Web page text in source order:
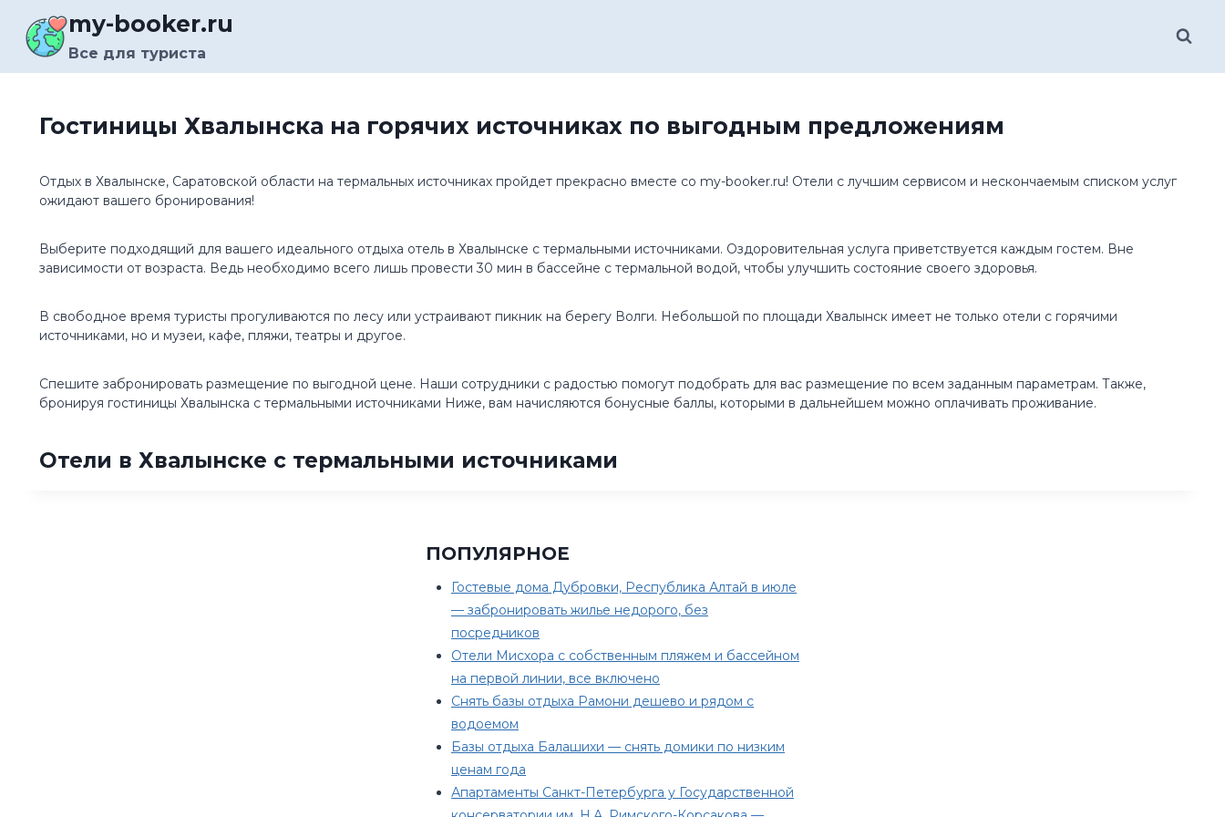
содержимому
my-booker.ru
Все для туриста
Гостиницы Хвалынска на горячих источниках по выгодным предложениям
Отдых в Хвалынске, Саратовской области на термальных источниках пройдет прекрасно вместе со my-booker.ru! Отели с лучшим сервисом и нескончаемым списком услуг
ожидают вашего бронирования!
Выберите подходящий для вашего идеального отдыха отель в Хвалынске с термальными источниками. Оздоровительная услуга приветствуется каждым гостем. Вне
зависимости от возраста. Ведь необходимо всего лишь провести 30 мин в бассейне с термальной водой, чтобы улучшить состояние своего здоровья.
В свободное время туристы прогуливаются по лесу или устраивают пикник на берегу Волги. Небольшой по площади Хвалынск имеет не только отели с горячими
источниками, но и музеи, кафе, пляжи, театры и другое.
Спешите забронировать размещение по выгодной цене. Наши сотрудники с радостью помогут подобрать для вас размещение по всем заданным параметрам. Также,
бронируя гостиницы Хвалынска с термальными источниками Ниже, вам начисляются бонусные баллы, которыми в дальнейшем можно оплачивать проживание.
Отели в Хвалынске с термальными источниками
ПОПУЛЯРНОЕ
Гостевые дома Дубровки, Республика Алтай в июле
— забронировать жилье недорого, без
посредников
Отели Мисхора с собственным пляжем и бассейном
на первой линии, все включено
Снять базы отдыха Рамони дешево и рядом с
водоемом
Базы отдыха Балашихи — снять домики по низким
ценам года
Апартаменты Санкт-Петербурга у Государственной